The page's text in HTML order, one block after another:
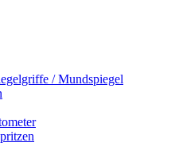
/ Mundspiegel